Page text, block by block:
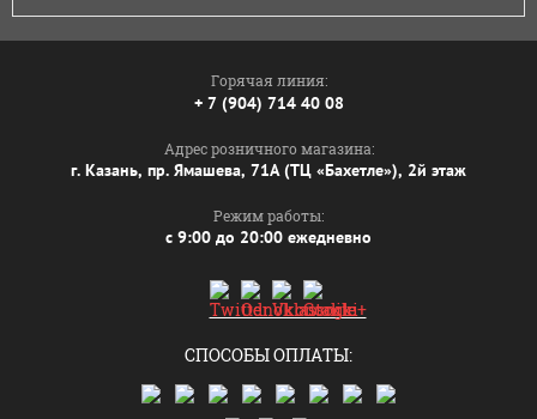
Горячая линия:
+ 7 (904) 714 40 08
Адрес розничного магазина:
г. Казань, пр. Ямашева, 71А (ТЦ «Бахетле»), 2й этаж
Режим работы:
с 9:00 до 20:00 ежедневно
СПОСОБЫ ОПЛАТЫ: